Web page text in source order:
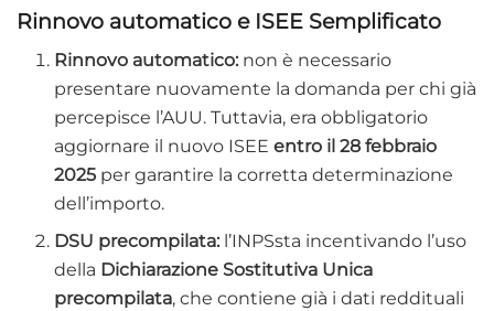
Rinnovo automatico e ISEE Semplificato
Rinnovo automatico: non è necessario
presentare nuovamente la domanda per chi già
percepisce l’AUU. Tuttavia, era obbligatorio
aggiornare il nuovo ISEEentro il 28 febbraio
2025 per garantire la corretta determinazione
dell’importo.
DSU precompilata: l’INPSsta incentivando l’uso
della Dichiarazione Sostitutiva Unica
precompilata, che contiene già i dati reddituali